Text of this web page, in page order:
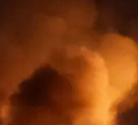
Під Києвом
Як обрати букет
Поліція Київщини
Безкоштовне